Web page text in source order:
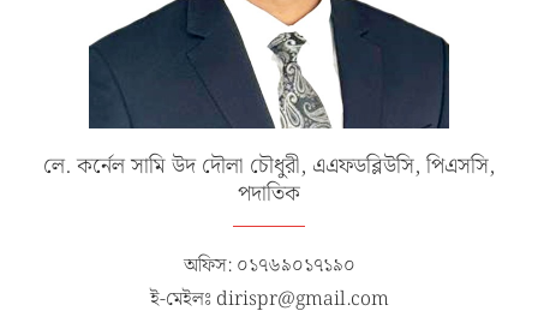
লে. কর্নেল সামি উদ দৌলা চৌধুরী, এএফডব্লিউসি, পিএসসি,
পদাতিক
অফিস: ০১৭৬৯০১৭১৯০
ই-মেইলঃ dirispr@gmail.com